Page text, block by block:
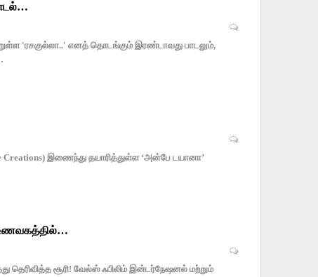
'ரசகுல்லா..' எனத் தொடங்கும் இரண்டாவது பாடலும்,
Creations) இணைந்து தயாரித்துள்ள ‘அன்பே டயானா’
உணவகத்தில்…
தெரிவித்த சூரி! வேல்ஸ் ஃபிலிம் இன்டர்நேஷனல் மற்றும்